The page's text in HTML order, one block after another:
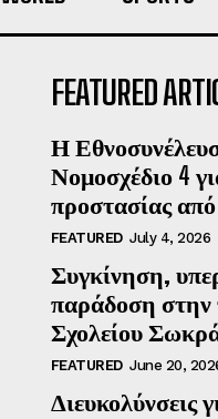
FEATURED
Η
Νομοσχέδιο 4
προστασίας από
FEATURED July 4, 2026
Συγκίνηση,
παράδοση στην
Σχολείου
FEATURED June 20,
Διευκολύνσεις